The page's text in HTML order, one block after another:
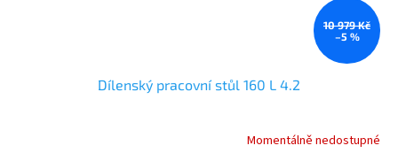
10 979 Kč
–5 %
Dílenský pracovní stůl 160 L 4.2
Momentálně nedostupné